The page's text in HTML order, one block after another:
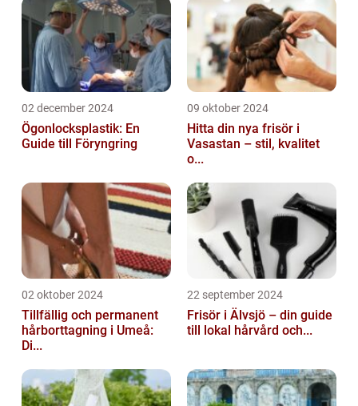
02 december 2024
Ögonlocksplastik: En
Guide till Föryngring
09 oktober 2024
Hitta din nya frisör i
Vasastan – stil, kvalitet
o...
02 oktober 2024
Tillfällig och permanent
hårborttagning i Umeå:
Di...
22 september 2024
Frisör i Älvsjö – din guide
till lokal hårvård och...